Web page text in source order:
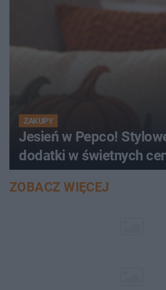
ZAKUPY
Jesień w Pepco!
dodatki w świetnych
ZOBACZ WIĘCEJ